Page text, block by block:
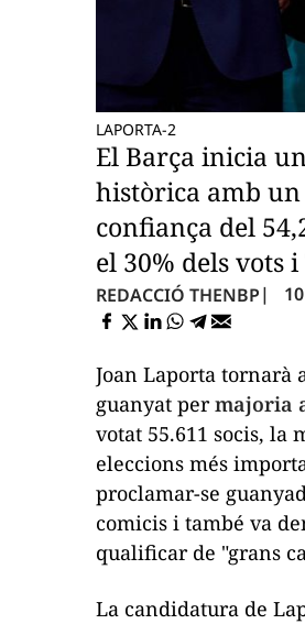
LAPORTA-2
El Barça inicia
històrica amb
confiança del
el 30% dels vots
REDACCIÓ THENBP
Joan Laporta tornarà
guanyat permajoria
votat 55.611 socis, la
eleccions més
proclamar-se
comicis i també va
qualificar de "grans
La candidatura de